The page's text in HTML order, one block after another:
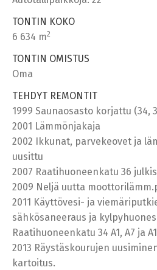
TONTIN KOKO
6 634 m2
TONTIN OMISTUS
Oma
TEHDYT REMONTIT
1999 Saunaosasto korjattu (34,
2001 Lämmönjakaja
2002 Ikkunat, parvekeovet ja
uusittu
2007 Raatihuoneenkatu 36
2009 Neljä uutta
2011 Käyttövesi- ja
sähkösaneeraus ja
Raatihuoneenkatu 34 A1, A7 ja
2013 Räystäskourujen
kartoitus.